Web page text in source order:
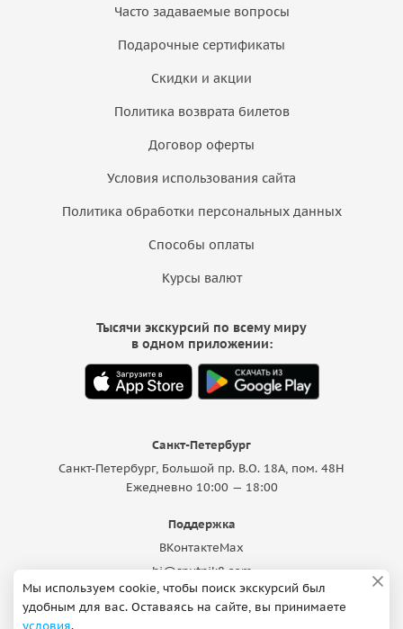
Часто задаваемые вопросы
Подарочные сертификаты
Скидки и акции
Политика возврата билетов
Договор оферты
Условия использования сайта
Политика обработки персональных данных
Способы оплаты
Курсы валют
Санкт-Петербург
Санкт-Петербург, Большой пр. В.О. 18A, пом. 48Н
Ежедневно 10:00 — 18:00
Поддержка
ВКонтактеMax
hi@sputnik8.com
Тысячи экскурсий по всему миру
в одном приложении:
Мы используем cookie, чтобы поиск экскурсий был
удобным для вас. Оставаясь на сайте, вы принимаете
условия.